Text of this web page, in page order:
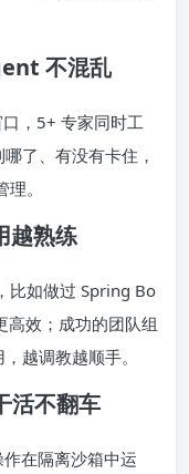
，千文件级大型
不混乱
，5+ 专家同时工
了、有没有卡住，
熟练
比如做过 Spring Bo
效；成功的团队组
不翻车